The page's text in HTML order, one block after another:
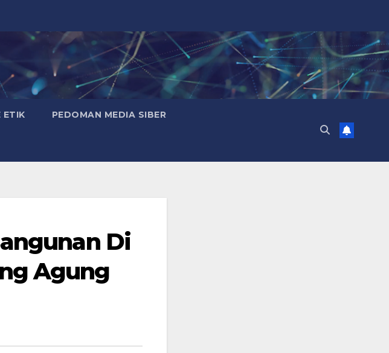
ETIK PEDOMAN MEDIA SIBER
Di
Agung